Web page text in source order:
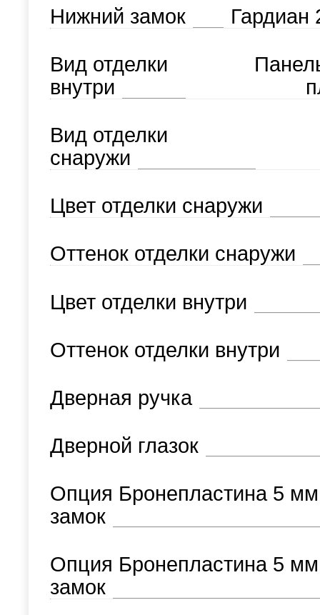
Нижний замок
Вид отделки
внутри
Вид отделки
снаружи
Цвет отделки снаружи
Оттенок отделки снаружи
Цвет отделки внутри
Оттенок отделки внутри
Дверная ручка
Дверной глазок
Опция Бронепластина 5
замок
Опция Бронепластина 5
замок